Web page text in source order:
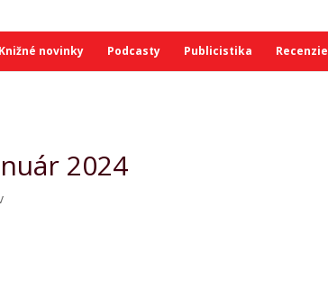
Knižné novinky Podcasty Publicistika Recenzie
2024